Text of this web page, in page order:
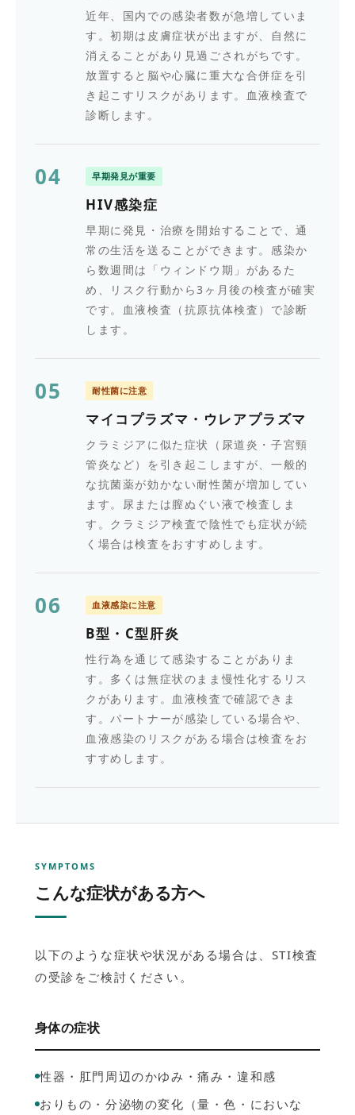
近年、国内での感染者数が急増していま
す。初期は皮膚症状が出ますが、自然に
消えることがあり見過ごされがちです。
放置すると脳や心臓に重大な合併症を引
き起こすリスクがあります。血液検査で
診断します。
04 早期発見が重要
HIV感染症
早期に発見・治療を開始することで、通
常の生活を送ることができます。感染か
ら数週間は「ウィンドウ期」があるた
め、リスク行動から3ヶ月後の検査が確実
です。血液検査（抗原抗体検査）で診断
します。
05 耐性菌に注意
マイコプラズマ・ウレアプラズマ
クラミジアに似た症状（尿道炎・子宮頸
管炎など）を引き起こしますが、一般的
な抗菌薬が効かない耐性菌が増加してい
ます。尿または膣ぬぐい液で検査しま
す。クラミジア検査で陰性でも症状が続
く場合は検査をおすすめします。
06 血液感染に注意
B型・C型肝炎
性行為を通じて感染することがありま
す。多くは無症状のまま慢性化するリス
クがあります。血液検査で確認できま
す。パートナーが感染している場合や、
血液感染のリスクがある場合は検査をお
すすめします。
SYMPTOMS
こんな症状がある方へ
以下のような症状や状況がある場合は、STI検査
の受診をご検討ください。
身体の症状
性器・肛門周辺のかゆみ・痛み・違和感
おりもの・分泌物の変化（量・色・においな